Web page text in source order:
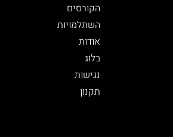
הקורסים
השתלמויות
אודות
בלוג
נגישות
תקנון